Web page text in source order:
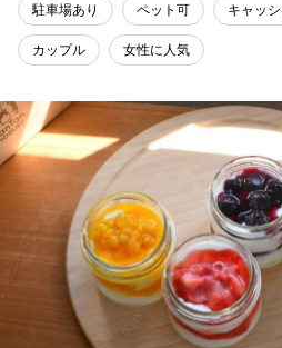
駐車場あり ペット可 キャッ
カップル 女性に人気